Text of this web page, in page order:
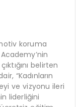
koruma
belirten
“Kadınların
ve vizyonu ileri
liderliğini